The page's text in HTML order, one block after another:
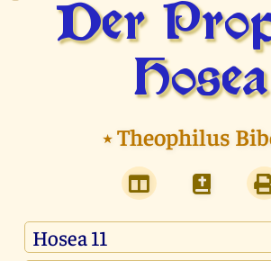
Der
Hosea
⭑Theophilus